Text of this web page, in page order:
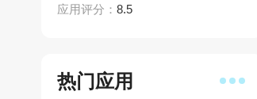
应用评分： 8.5
热门应用